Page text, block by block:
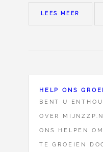
LEES MEER
HELP ONS
BENT U
OVER
ONS HELPEN
TE GROEIEN